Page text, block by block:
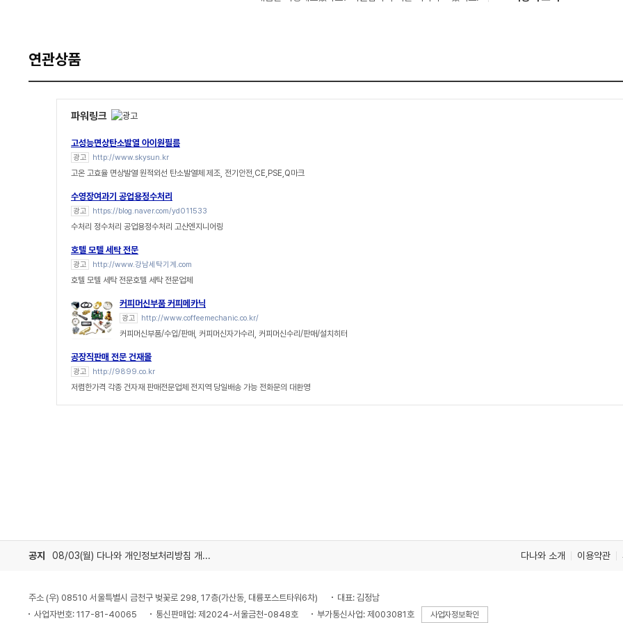
연관상품
파워링크
고성능면상탄소발열 아이원필름
광고 http://www.skysun.kr
고온 고효율 면상발열 원적외선 탄소발열체 제조, 전기안전,CE,PSE,Q마크
수영장여과기 공업용정수처리
광고 https://blog.naver.com/yd011533
수처리 정수처리 공업용정수처리 고산엔지니어링
호텔 모텔 세탁 전문
광고 http://www.강남세탁기계.com
호텔 모텔 세탁 전문호텔 세탁 전문업체
커피머신부품 커피메카닉
광고 http://www.coffeemechanic.co.kr/
커피머신부품/수입/판매, 커피머신자가수리, 커피머신수리/판매/설치히터
공장직판매 전문 건재몰
광고 http://9899.co.kr
저렴한가격 각종 건자재 판매전문업체 전지역 당일배송 가능 전화문의 대환영
공지 08/03(월) 다나와 개인정보처리방침 개정 안내 다나와 소개 이용약관
주소 (우) 08510 서울특별시 금천구 벚꽃로 298, 17층(가산동, 대륭포스트타워6차)
대표: 김정남
사업자번호: 117-81-40065
통신판매업: 제2024-서울금천-0848호 부가통신사업: 제003081호 사업자정보확인